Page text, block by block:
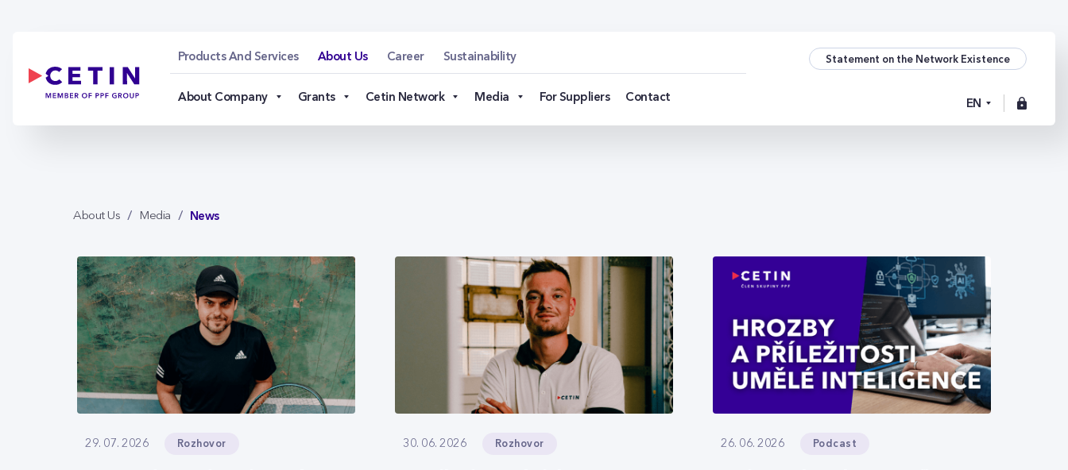
Products And Services About Us
About Company Grants Cetin Network Media For Suppliers Contact
Career Sustainability Statement on the Network Existence
EN
About Us Media News
29. 07. 2026 Rozhovor 30. 06. 2026 Rozhovor 26. 06. 2026 Podcast